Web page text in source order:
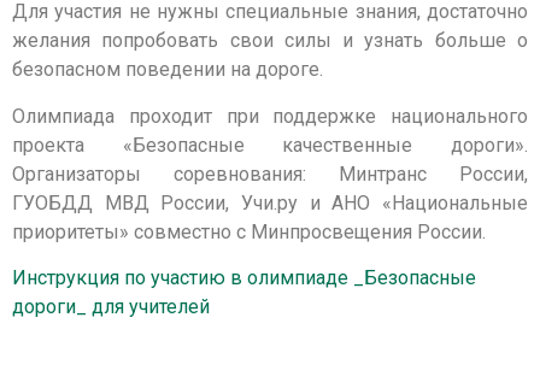
Для участия не нужны специальные знания, достаточно
желания попробовать свои силы и узнать больше о
безопасном поведении на дороге.
Олимпиада проходит при поддержке национального
проекта «Безопасные качественные дороги».
Организаторы соревнования: Минтранс России,
ГУОБДД МВД России, Учи.ру и АНО «Национальные
приоритеты» совместно с Минпросвещения России.
Инструкция по участию в олимпиаде _Безопасные
дороги_ для учителей